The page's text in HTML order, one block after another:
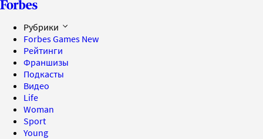
Рубрики
Forbes Games New
Рейтинги
Франшизы
Подкасты
Видео
Life
Woman
Sport
Young